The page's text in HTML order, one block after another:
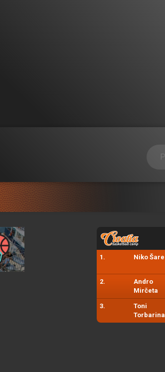
1. Niko Šare
2.
Andro
Mirčeta
3.
Toni
Torbarina